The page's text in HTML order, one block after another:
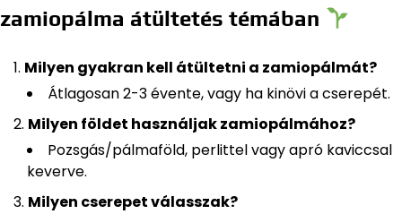
zamiopálma átültetés témában
Milyen gyakran kell átültetni a zamiopálmát?
Átlagosan 2-3 évente, vagy ha kinövi a cserepét.
Milyen földet használjak zamiopálmához?
Pozsgás/pálmaföld, perlittel vagy apró kaviccsal
keverve.
Milyen cserepet válasszak?